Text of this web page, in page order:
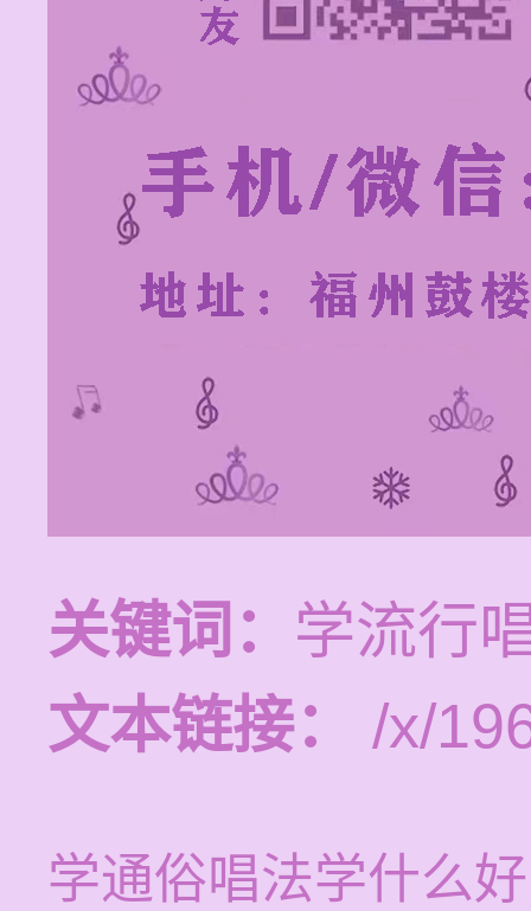
关键词： 学流行
文本链接：
/x/
学通俗唱法学什么好